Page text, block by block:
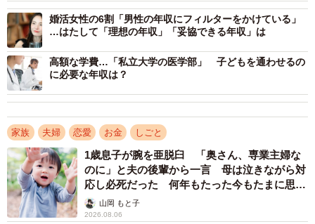
(6.9％)、5位「パナソニック」(6.8％)、6位「アップル
（Apple）」（6.6％）、7位「ソニー」（6.4％）、8位「任
天堂」（5.5％）、9位「サントリー」（5.4％）、10位「伊
藤忠商事」（4.4％）と続く結果となりました。
務員を除いた事業会社のランキングとしては、10回連続1位
と不動の人気を得ています。また、前回調査からの順位変
動としては、「三菱UFJ銀行」（29位→12位）、「カルビ
ー」（29位→15位）、「日本航空（JAL）」（29位→16
位）、「武田薬品」（39位→20位）、「東日本旅客鉄道
婚活女性の6割「男性の年収にフィルターをかけている」
…はたして「理想の年収」「妥協できる年収」は
高額な学費…「私立大学の医学部」 子どもを通わせるの
に必要な年収は？
家族 夫婦 恋愛 お金 しごと
1歳息子が腕を亜脱臼 「奥さん、専業主婦な
のに」と夫の後輩から一言 母は泣きながら対
応し必死だった 何年もたった今もたまに思い
出し…山岡 もと子
2026.08.06